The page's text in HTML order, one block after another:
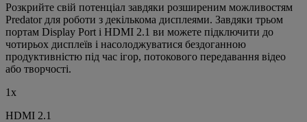
Розкрийте свій потенціал завдяки розширеним можливостям
Predator для роботи з декількома дисплеями. Завдяки трьом
портам Display Port і HDMI 2.1 ви можете підключити до
чотирьох дисплеїв і насолоджуватися бездоганною
продуктивністю під час ігор, потокового передавання відео
або творчості.
1x
HDMI 2.1